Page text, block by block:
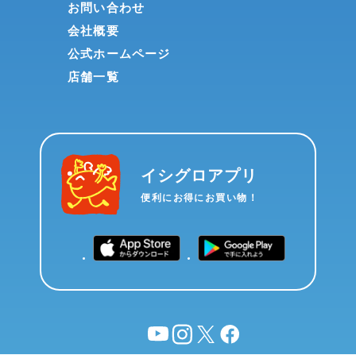
お問い合わせ
会社概要
公式ホームページ
店舗一覧
イシグロアプリ
便利にお得にお買い物！
YouTubeinstagram
X facebook